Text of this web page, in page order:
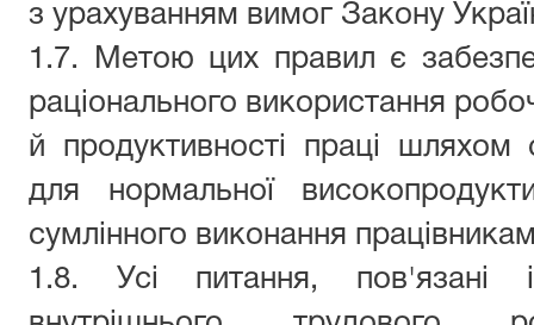
з урахуванням вимог Закону
1.7. Метою цих правил є
раціонального використання
й продуктивності праці шляхом
для нормальної
сумлінного виконання
1.8. Усі питання, пов'язані